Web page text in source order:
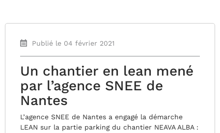
Publié le 04 février 2021
Un chantier en lean mené
par l’agence SNEE de
Nantes
L’agence SNEE de Nantes a engagé la démarche
LEAN sur la partie parking du chantier NEAVA ALBA :